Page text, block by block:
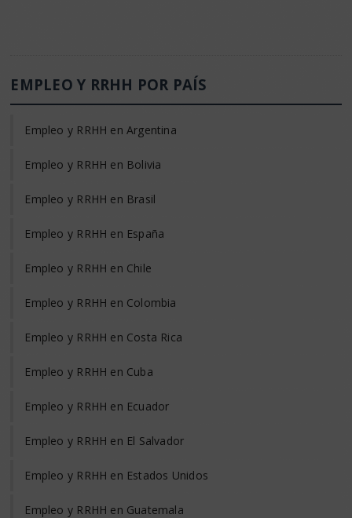
EMPLEO Y RRHH POR PAÍS
Empleo y RRHH en Argentina
Empleo y RRHH en Bolivia
Empleo y RRHH en Brasil
Empleo y RRHH en España
Empleo y RRHH en Chile
Empleo y RRHH en Colombia
Empleo y RRHH en Costa Rica
Empleo y RRHH en Cuba
Empleo y RRHH en Ecuador
Empleo y RRHH en El Salvador
Empleo y RRHH en Estados Unidos
Empleo y RRHH en Guatemala